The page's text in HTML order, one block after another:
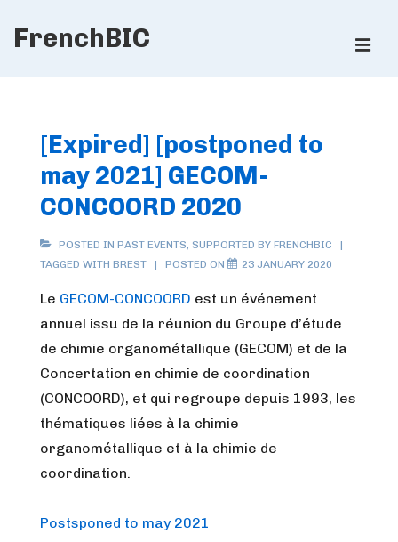
SkipFrenchBIC
[Expired] [postponed to
may 2021] GECOM-
CONCOORD 2020
POSTED IN PAST EVENTS, SUPPORTED BY FRENCHBIC
TAGGED WITH BREST POSTED ON 23 JANUARY 2020
Le GECOM-CONCOORD est un événement
annuel issu de la réunion du Groupe d’étude
de chimie organométallique (GECOM) et de la
Concertation en chimie de coordination
(CONCOORD), et qui regroupe depuis 1993, les
thématiques liées à la chimie
organométallique et à la chimie de
coordination.
Postsponed to may 2021